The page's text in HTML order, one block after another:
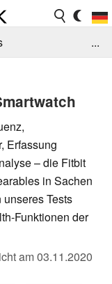
Jobs
...
Erfassung
– die Fitbit
in Sachen
Tests
Funktionen der
am03.11.2020